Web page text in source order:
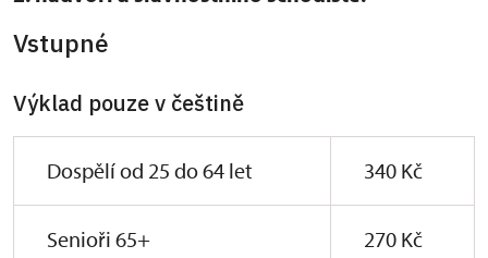
Vstupné
Výklad pouze v češtině
Dospělí od 25 do 64 let 340 Kč
Senioři 65+ 270 Kč